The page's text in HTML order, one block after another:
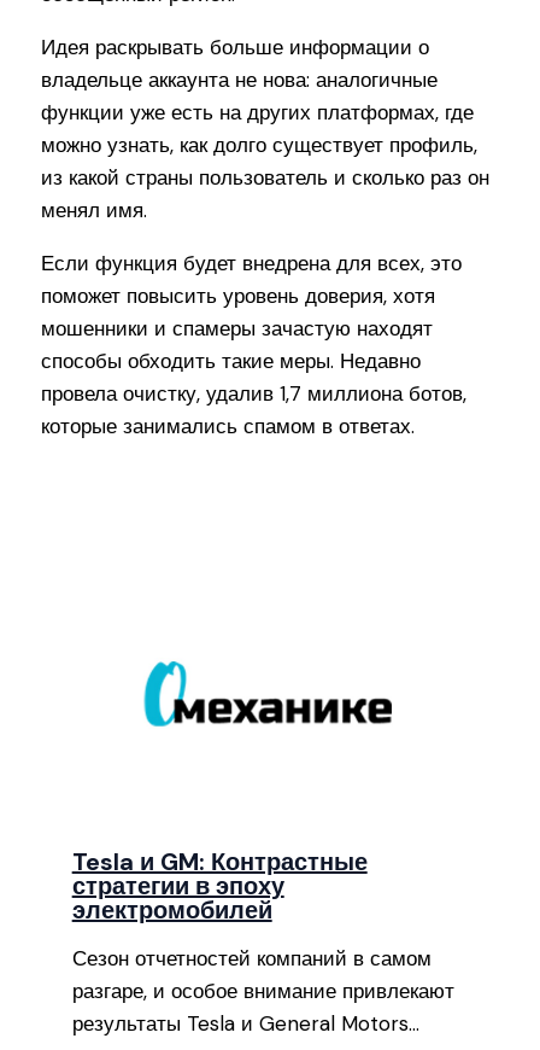
Идея раскрывать больше информации о
владельце аккаунта не нова: аналогичные
функции уже есть на других платформах, где
можно узнать, как долго существует профиль,
из какой страны пользователь и сколько раз он
менял имя.
Если функция будет внедрена для всех, это
поможет повысить уровень доверия, хотя
мошенники и спамеры зачастую находят
способы обходить такие меры. Недавно
провела очистку, удалив 1,7 миллиона ботов,
которые занимались спамом в ответах.
Tesla и GM: Контрастные
стратегии в эпоху
электромобилей
Сезон отчетностей компаний в самом
разгаре, и особое внимание привлекают
результаты Tesla и General Motors…